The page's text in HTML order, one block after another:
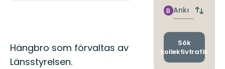
Beskrivning
Hängbro som förvaltas av
Länsstyrelsen.
Ankomst
B
Byt
och
Sök
kollektivtrafik